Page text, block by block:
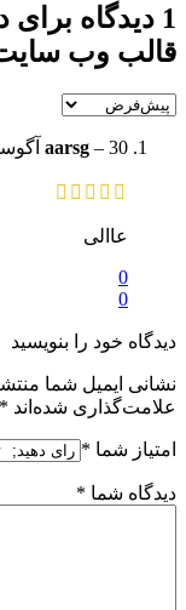
1 دیدگاه برای
قالب وب
aarsg – 30 آگوست 2020
عاالی
0
0
دیدگاه خود را بنویسید
نشانی ایمیل شما
علامت‌گذاری شده‌اند *
امتیاز شما *
دیدگاه شما *